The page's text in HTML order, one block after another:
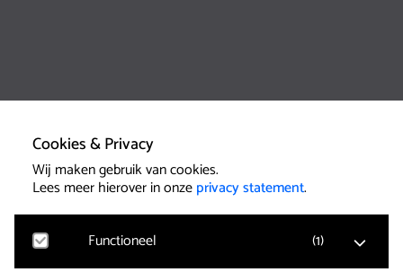
Cookies & Privacy
Wij maken gebruik van cookies.
Lees meer hierover in onzeprivacy statement.
Functioneel (1)